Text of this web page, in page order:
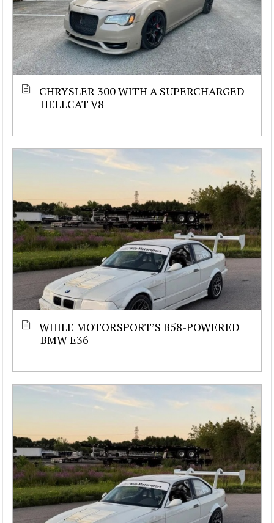
CHRYSLER 300 WITH A SUPERCHARGED
HELLCAT V8
WHILE MOTORSPORT’S B58-POWERED
BMW E36